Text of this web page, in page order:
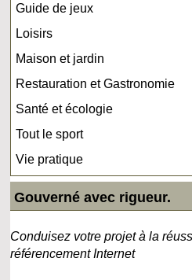
Guide de jeux
Loisirs
Maison et jardin
Restauration et Gastronomie
Santé et écologie
Tout le sport
Vie pratique
Gouverné avec rigueur.
Conduisez votre projet à la
référencement Internet